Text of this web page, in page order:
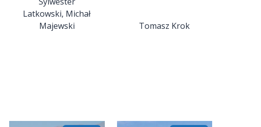
Latkowski, Michał
Majewski
Tomasz Krok